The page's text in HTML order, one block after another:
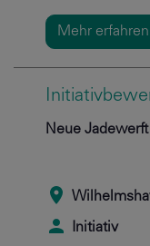
Mehr erfahren
Neue
Initiativ